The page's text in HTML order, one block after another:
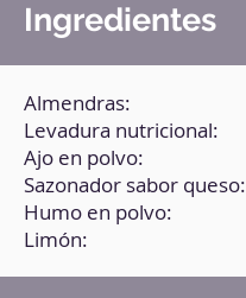
Ingredientes
Almendras:
Levadura nutricional:
Ajo en polvo:
Sazonador sabor queso:
Humo en polvo:
Limón: